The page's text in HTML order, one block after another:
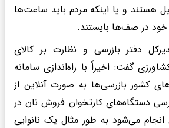
هستند و یا اینکه مردم باید ساعت‌ها
خود در صف‌ها بایستند.
دفتر بازرسی و نظارت بر کالای
گفت: اخیراً با راه‌اندازی سامانه
کشور بازرسی‌ها به صورت آنلاین از
دستگاه‌های کارتخوان فروش نان در
می‌شود به طور مثال یک نانوایی